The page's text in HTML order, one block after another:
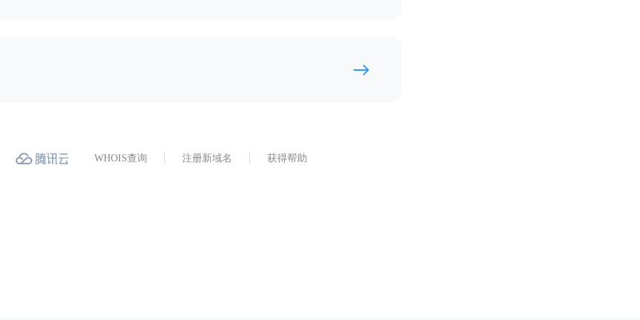
WHOIS查询 注册新域名 获得帮助